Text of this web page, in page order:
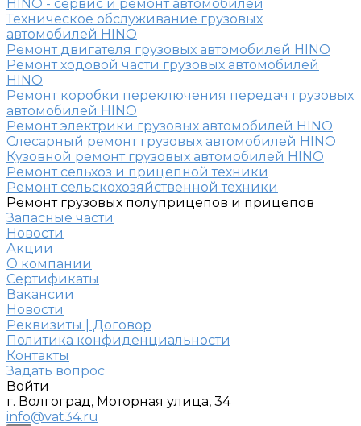
HINO - сервис и ремонт автомобилей
Техническое обслуживание грузовых
автомобилей HINO
Ремонт двигателя грузовых автомобилей HINO
Ремонт ходовой части грузовых автомобилей
HINO
Ремонт коробки переключения передач грузовых
автомобилей HINO
Ремонт электрики грузовых автомобилей HINO
Слесарный ремонт грузовых автомобилей HINO
Кузовной ремонт грузовых автомобилей HINO
Ремонт сельхоз и прицепной техники
Ремонт сельскохозяйственной техники
Ремонт грузовых полуприцепов и прицепов
Запасные части
Новости
Акции
О компании
Сертификаты
Вакансии
Новости
Реквизиты | Договор
Политика конфиденциальности
Контакты
Задать вопрос
Войти
г. Волгоград, Моторная улица, 34
info@vat34.ru